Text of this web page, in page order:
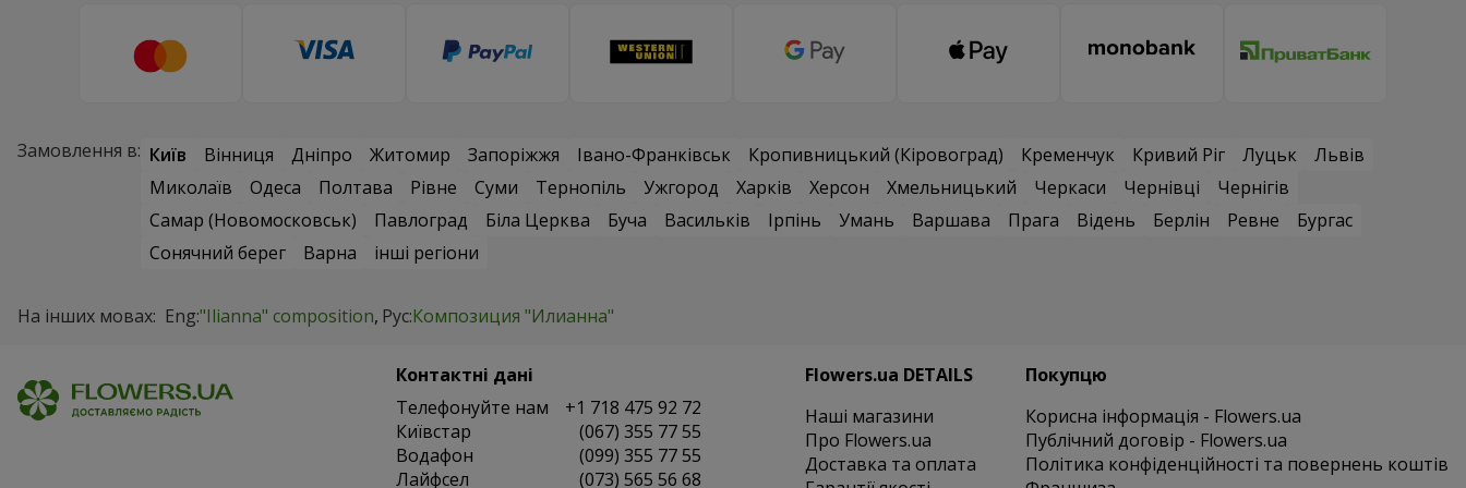
Замовлення в: Київ Вінниця Дніпро Житомир Запоріжжя Івано-Франківськ Кропивницький (Кіровоград) Кременчук Кривий Ріг Луцьк
Львів
Миколаїв
Одеса Полтава Рівне Суми Тернопіль Ужгород Харків Херсон Хмельницький Черкаси Чернівці
Чернігів
Самар (Новомосковськ)
Павлоград Біла Церква Буча Васильків Ірпінь Умань Варшава Прага Відень Берлін Ревне
Бургас
Сонячний берег
Варна інші регіони
На інших мовах: Eng:"Ilianna" composition Рус:Композиция "Илианна"
Контактні дані
Телефонуйте нам
+1 718 475 92 72
Київстар
(067) 355 77 55
Водафон
(099) 355 77 55
Лайфсел
(073) 565 56 68
Flowers.ua DETAILS
Наші магазини
Про Flowers.ua
Доставка та оплата
Покупцю
Корисна інформація - Flowers.ua
Публічний договір - Flowers.ua
Політика конфіденційності та повернень коштів